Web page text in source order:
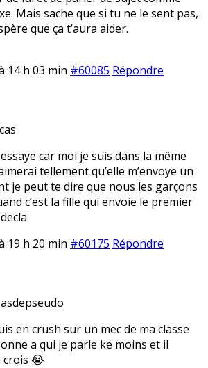
Mais sache que si tu ne le sent pas,
que ça t’aura aider.
14 h 03 min #60085 Répondre
car moi je suis dans la même
tellement qu’elle m’envoye un
je peut te dire que nous les garçons
c’est la fille qui envoie le premier
19 h 20 min #60175 Répondre
en crush sur un mec de ma classe
a qui je parle ke moins et il
crois 😭